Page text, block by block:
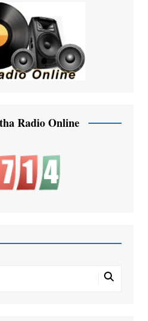
Radio Online